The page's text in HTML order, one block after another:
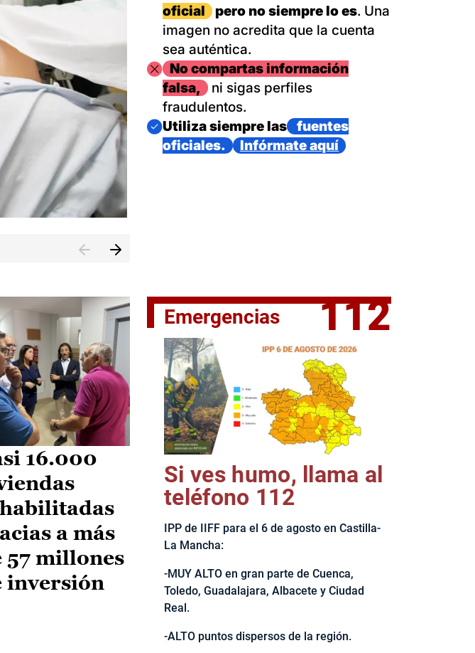
El jefe del Ejecutivo castellanomanchego, Emiliano García-
oficial
pero no siempre lo es. Una
imagen no acredita que la cuenta
sea auténtica.
ImagenNo compartas información
falsa,
ni sigas perfiles
fraudulentos.
Imagen
Utiliza siempre las
fuentes
oficiales.
Infórmate aquí
16.000
a más
57 millones
inversión
Emergencias 112
Si ves humo, llama al
teléfono 112
IPP de IIFF para el 6 de agosto en Castilla-
La Mancha:
-MUY ALTO en gran parte de Cuenca,
Toledo, Guadalajara, Albacete y Ciudad
Real.
-ALTO puntos dispersos de la región.